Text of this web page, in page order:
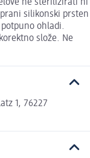
ne sterilizirati ni
silikonski prsten
ohladi.
slože. Ne
1, 76227